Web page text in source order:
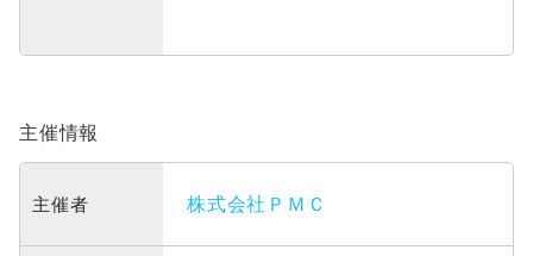
主催情報
主催者 株式会社ＰＭＣ